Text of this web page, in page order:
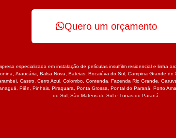
Quero um orçamento
especializada em instalação de películas insulfilm residencial e linha
,Araucária ,Balsa Nova ,Bateias ,Bocaiúva do Sul ,Campina Grande do
, Castro, Cerro Azul, Colombo, Contenda Fazenda Rio Grande
Piên Pinhais, Piraquara Ponta Grossa Pontal do Paraná Porto
do Sul, São Mateus do Sule Tunas do Paraná.